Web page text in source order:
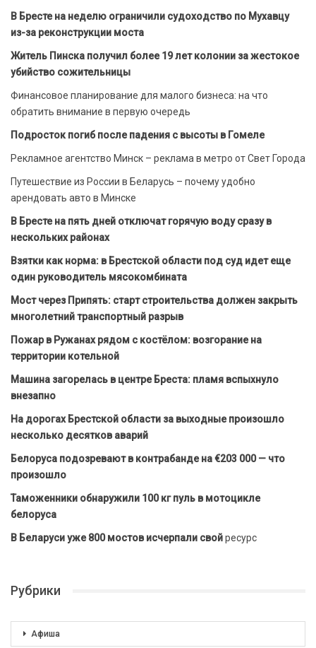
В Бресте на неделю ограничили судоходство по Мухавцу
из-за реконструкции моста
Житель Пинска получил более 19 лет колонии за жестокое
убийство сожительницы
Финансовое планирование для малого бизнеса: на что
обратить внимание в первую очередь
Подросток погиб после падения с высоты в Гомеле
Рекламное агентство Минск – реклама в метро от Свет Города
Путешествие из России в Беларусь – почему удобно
арендовать авто в Минске
В Бресте на пять дней отключат горячую воду сразу в
нескольких районах
Взятки как норма: в Брестской области под суд идет еще
один руководитель мясокомбината
Мост через Припять: старт строительства должен закрыть
многолетний транспортный разрыв
Пожар в Ружанах рядом с костёлом: возгорание на
территории котельной
Машина загорелась в центре Бреста: пламя вспыхнуло
внезапно
На дорогах Брестской области за выходные произошло
несколько десятков аварий
Белоруса подозревают в контрабанде на €203 000 — что
произошло
Таможенники обнаружили 100 кг пуль в мотоцикле
белоруса
В Беларуси уже 800 мостов исчерпали свойресурс
Рубрики
Афиша